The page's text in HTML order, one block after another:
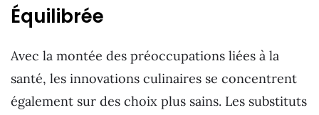
Équilibrée
Avec la montée des préoccupations liées à la
santé, les innovations culinaires se concentrent
également sur des choix plus sains. Les substituts